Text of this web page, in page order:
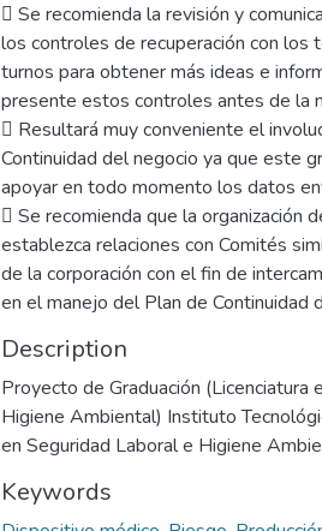
 Se recomienda la revisión y
los controles de recuperación con
turnos para obtener más ideas e
presente estos controles antes de la
 Resultará muy conveniente el
Continuidad del negocio ya que este
apoyar en todo momento los datos
 Se recomienda que la organización
establezca relaciones con Comités
de la corporación con el fin de
en el manejo del Plan de Continuidad
Description
Proyecto de Graduación (Licenciatura
Higiene Ambiental) Instituto
en Seguridad Laboral e Higiene
Keywords